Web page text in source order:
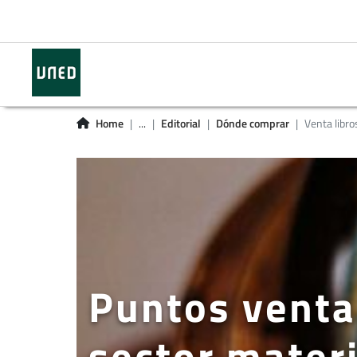
Home ... Editorial Dónde comprar Venta
Puntos